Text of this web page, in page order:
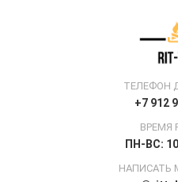
ТЕЛЕФОН
+7 912
ВРЕМЯ
ПН-ВС:
НАПИСАТЬ